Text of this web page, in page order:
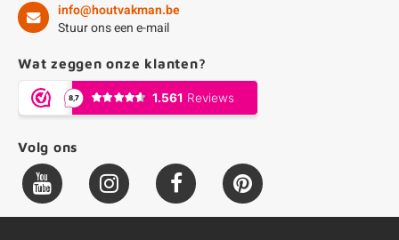
info@houtvakman.be
Stuur ons een e-mail
Wat zeggen onze klanten?
Volg ons